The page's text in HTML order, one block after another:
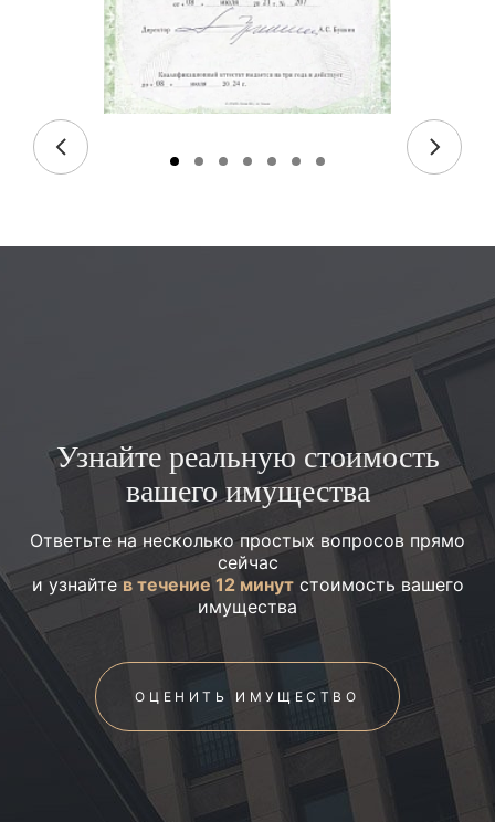
Узнайте реальную стоимость
вашего имущества
Ответьте на несколько простых вопросов прямо
сейчас
и узнайтев течение 12 минутстоимость вашего
имущества
ОЦЕНИТЬ ИМУЩЕСТВО